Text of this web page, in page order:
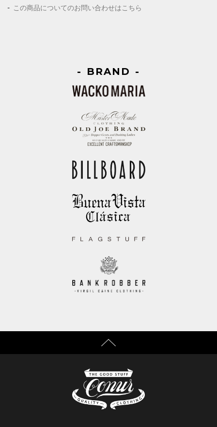
この商品についてのお問い合わせはこちら
BRAND